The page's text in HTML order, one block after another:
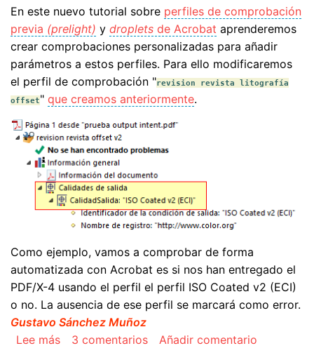
En este nuevo tutorial sobre perfiles de comprobación
previa (prelight) y droplets de Acrobat aprenderemos
crear comprobaciones personalizadas para añadir
parámetros a estos perfiles. Para ello modificaremos
el perfil de comprobación "revision revista litografía
offset" que creamos anteriormente.
Como ejemplo, vamos a comprobar de forma
automatizada con Acrobat es si nos han entregado el
PDF/X-4 usando el perfil el perfil ISO Coated v2 (ECI)
o no. La ausencia de ese perfil se marcará como error.
Gustavo Sánchez Muñoz
Lee mássobre Automatizar la comprobación de la
3 comentarios Añadir comentario